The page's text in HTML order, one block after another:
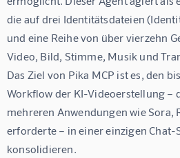
die auf drei Identitätsdateien
und eine Reihe von über vierzehn
Video, Bild, Stimme, Musik und
Das Ziel von Pika MCP ist es, den
Workflow der KI-Videoerstellung –
mehreren Anwendungen wie Sora,
erforderte – in einer einzigen Chat-
konsolidieren.